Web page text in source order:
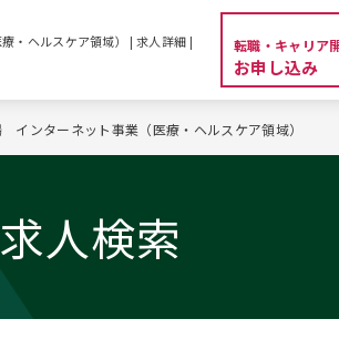
・ヘルスケア領域） | 求人詳細 |
転職・キャリア
お申し込み
ンターネット事業（医療・ヘルスケア領域）
求人検索